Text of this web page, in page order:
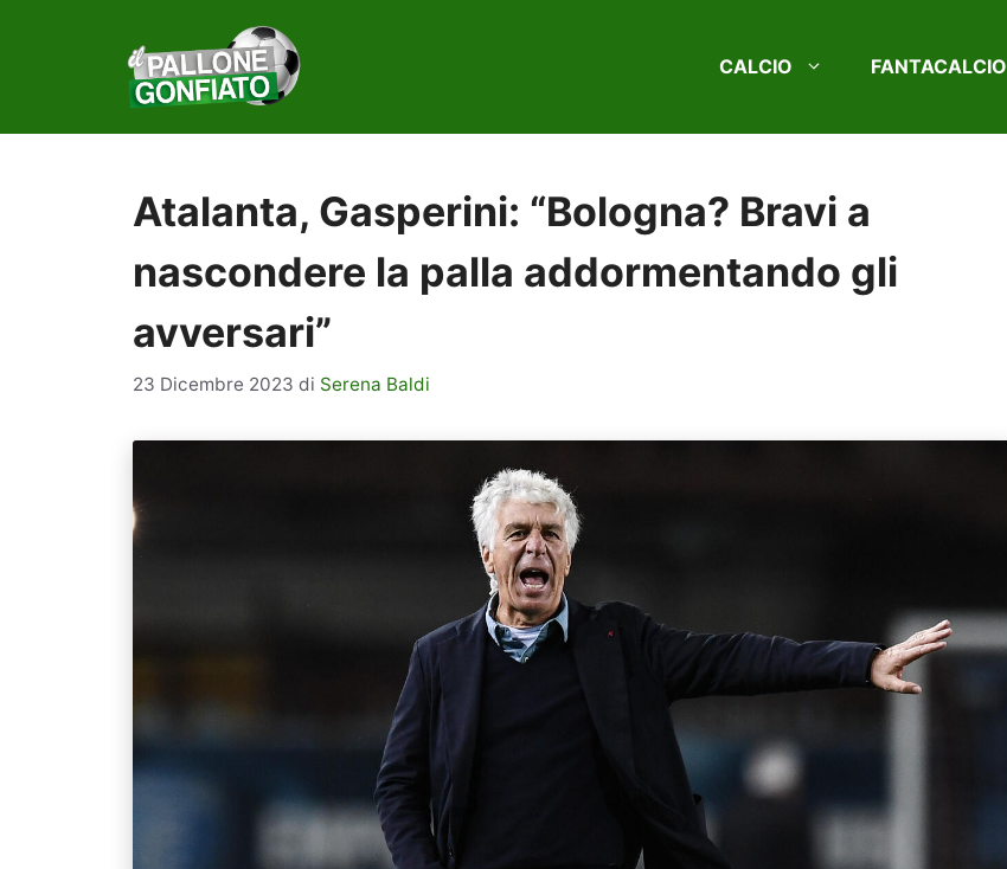
CALCIO FANTACALCIO
Atalanta, Gasperini: “Bologna? Bravi a
nascondere la palla addormentando gli
avversari”
23 Dicembre 2023 di Serena Baldi